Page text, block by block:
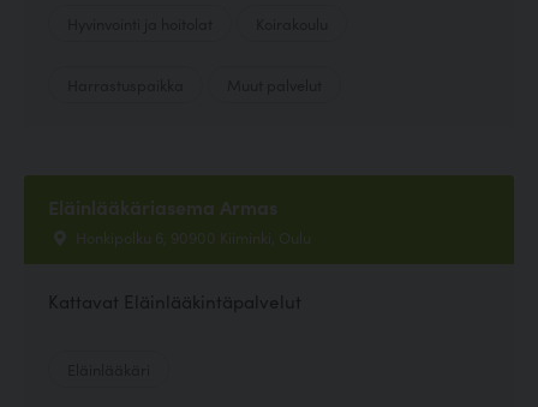
Eläinlääkäriasema Armas
Honkipolku 6, 90900 Kiiminki, Oulu
Kattavat Eläinlääkintäpalvelut